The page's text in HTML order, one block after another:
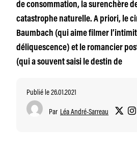
de consommation, la surenchère
catastrophe naturelle. A priori, le
Baumbach (qui aime filmer
déliquescence) et le romancier
(qui a souvent saisi le destin de
Publié le 26.01.2021
Par Léa André-Sarreau